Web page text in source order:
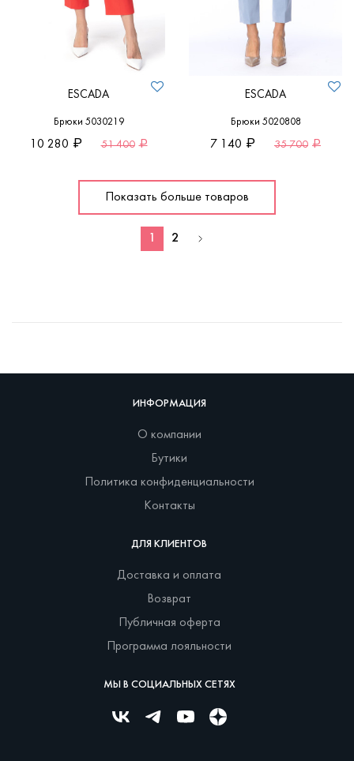
ESCADA
Брюки 5030219
10 280 51 400
ESCADA
Брюки 5020808
7 140 35 700
Показать больше товаров
1 2
ИНФОРМАЦИЯ
О компании
Бутики
Политика конфиденциальности
Контакты
ДЛЯ КЛИЕНТОВ
Доставка и оплата
Возврат
Публичная оферта
Программа лояльности
МЫ В СОЦИАЛЬНЫХ СЕТЯХ